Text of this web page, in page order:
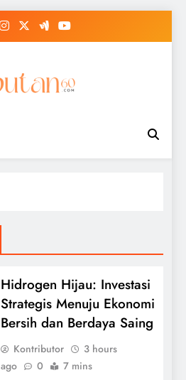
Hidrogen Hijau: Investasi
Strategis Menuju Ekonomi
Bersih dan Berdaya Saing
Kontributor
3 hours
ago
0 7 mins